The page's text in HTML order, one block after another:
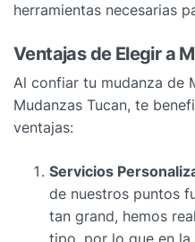
herramientas necesarias
Ventajas de Elegir a
Al confiar tu mudanza de
Mudanzas Tucan, te
ventajas:
Servicios
de nuestros puntos
tan grand, hemos
tipo, por lo que en